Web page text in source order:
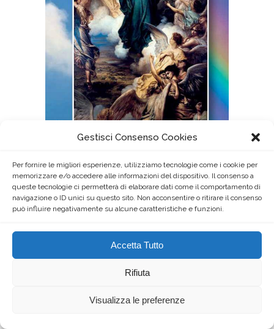
Gestisci Consenso Cookies
Per fornire le migliori esperienze, utilizziamo tecnologie come i cookie per
memorizzare e/o accedere alle informazioni del dispositivo. Il consenso a
queste tecnologie ci permetterà di elaborare dati come il comportamento di
navigazione o ID unici su questo sito. Non acconsentire o ritirare il consenso
può influire negativamente su alcune caratteristiche e funzioni.
Accetta Tutto
Rifiuta
Visualizza le preferenze